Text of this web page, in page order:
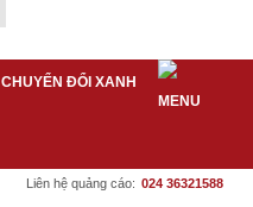
CHUYỂN ĐỔI XANH
Liên hệ quảng cáo: 024 36321588